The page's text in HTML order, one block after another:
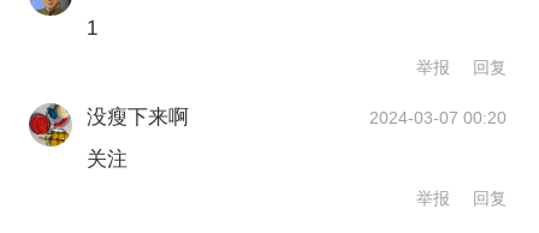
此内容为第一财经原创，著作权归第一财经所有。未经第一财
经书面授权，不得以任何方式加以使用，包括转载、摘编、复
制或建立镜像。第一财经保留追究侵权者法律责任的权利。
如需获得授权请联系第一财经版权部：
在当前数字经济时代，新质生产力的发展对于
提升国家竞争力、推动经济结构优化升级具有
产力的过程中，需要解决的重点和难点问题包
场环境的优化以及人才培养等方面。
1
举报 回复
没瘦下来啊 2024-03-07 00:20
关注
举报 回复